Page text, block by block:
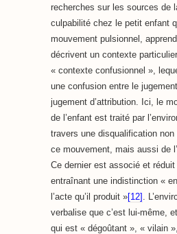
recherches sur les sources de
culpabilité chez le petit enfant
mouvement pulsionnel,
décrivent un contexte
« contexte confusionnel »,
une confusion entre le
jugement d’attribution. Ici, le
de l’enfant est traité par
travers une disqualification
ce mouvement, mais aussi de
Ce dernier est associé et
entraînant une indistinction «
l’acte qu’il produit »[12] .
verbalise que c’est lui-même,
qui est « dégoûtant », « vilain